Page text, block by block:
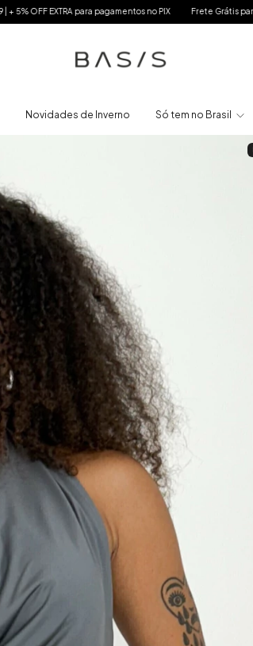
Frete Grátis para todo BR nos pedidos a partir de R$299 | +
Novidades de Inverno Só tem no Brasil